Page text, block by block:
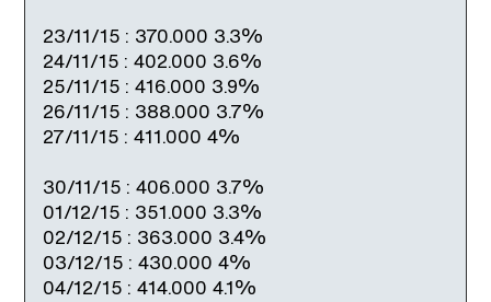
23/11/15 : 370.000 3.3%
24/11/15 : 402.000 3.6%
25/11/15 : 416.000 3.9%
26/11/15 : 388.000 3.7%
27/11/15 : 411.000 4%
30/11/15 : 406.000 3.7%
01/12/15 : 351.000 3.3%
02/12/15 : 363.000 3.4%
03/12/15 : 430.000 4%
04/12/15 : 414.000 4.1%